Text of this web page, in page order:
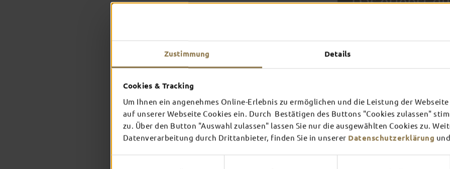
Zustimmung Details
Cookies & Tracking
Um Ihnen ein angenehmes Online-Erlebnis zu ermöglichen und die Leistung der
auf unserer Webseite Cookies ein. Durch Bestätigen des Buttons "Cookies zulassen"
zu. Über den Button "Auswahl zulassen" lassen Sie nur die ausgewählten Cookies zu.
Datenverarbeitung durch Drittanbieter, finden Sie in unserer Datenschutzerklärung
THEATER
Mehr erfahren Mehr
FULDA AN
Inspiration ansehen
TOP-
In Fulda ist irgendwo immer
Theater – entdecke hier